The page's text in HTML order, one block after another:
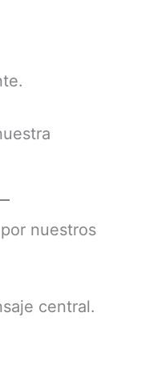
nuestros
central.